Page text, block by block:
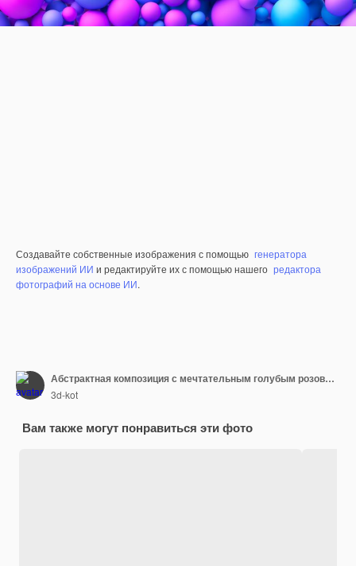
Создавайте собственные изображения с помощью генератора
изображений ИИ и редактируйте их с помощью нашего редактора
фотографий на основе ИИ.
Абстрактная композиция с мечтательным голубым розовым фиолетовым ярким неоновым градиентом случайных летающих сфер
3d-kot
Вам также могут понравиться эти фото